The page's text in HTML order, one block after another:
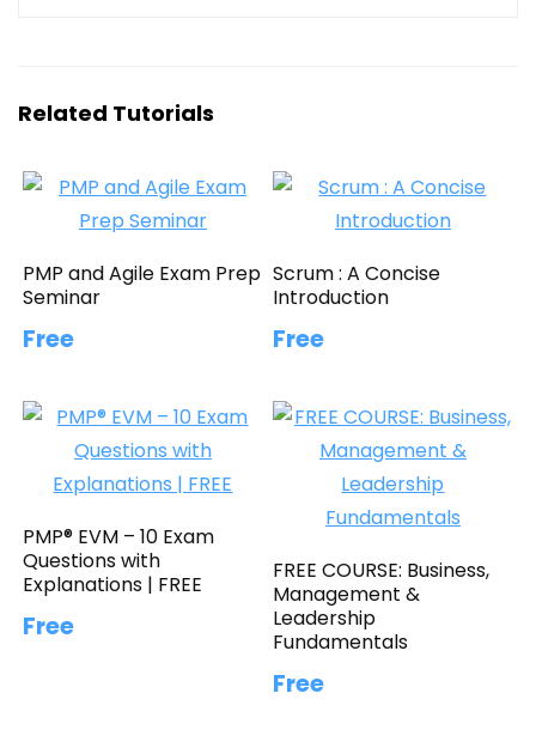
Related Tutorials
PMP and Agile Exam Prep
Seminar
Free
Scrum : A Concise
Introduction
Free
PMP® EVM – 10 Exam
Questions with
Explanations | FREE
Free
FREE COURSE: Business,
Management &
Leadership
Fundamentals
Free